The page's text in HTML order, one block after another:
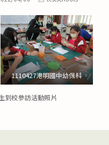
1110427港明國中幼保科
到校參訪活動照片